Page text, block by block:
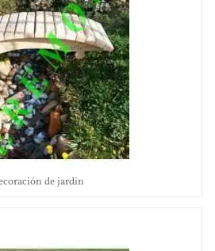
de jardin